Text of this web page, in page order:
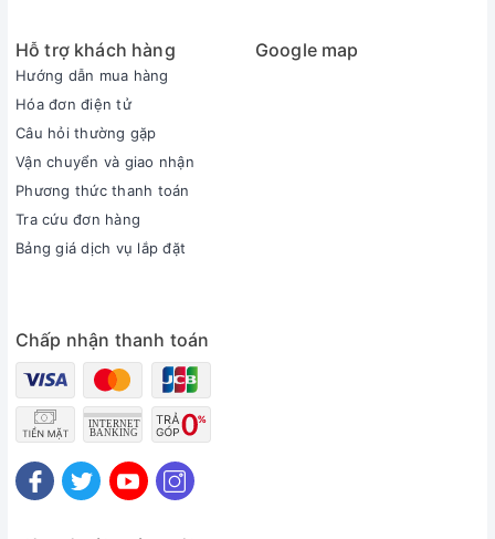
Đặc điểm nổi bật
biến dạng, độ dày 0.432mm.
- Tay cầm chắc chắn, di chuyển, tuy nhiên cần găng tay cách
Hỗ trợ khách hàng
Hướng dẫn mua hàng
Hóa đơn điện tử
Câu hỏi thường gặp
Vận chuyển và giao nhận
Phương thức thanh toán
Tra cứu đơn hàng
Bảng giá dịch vụ lắp đặt
Google map
Chấp nhận thanh toán